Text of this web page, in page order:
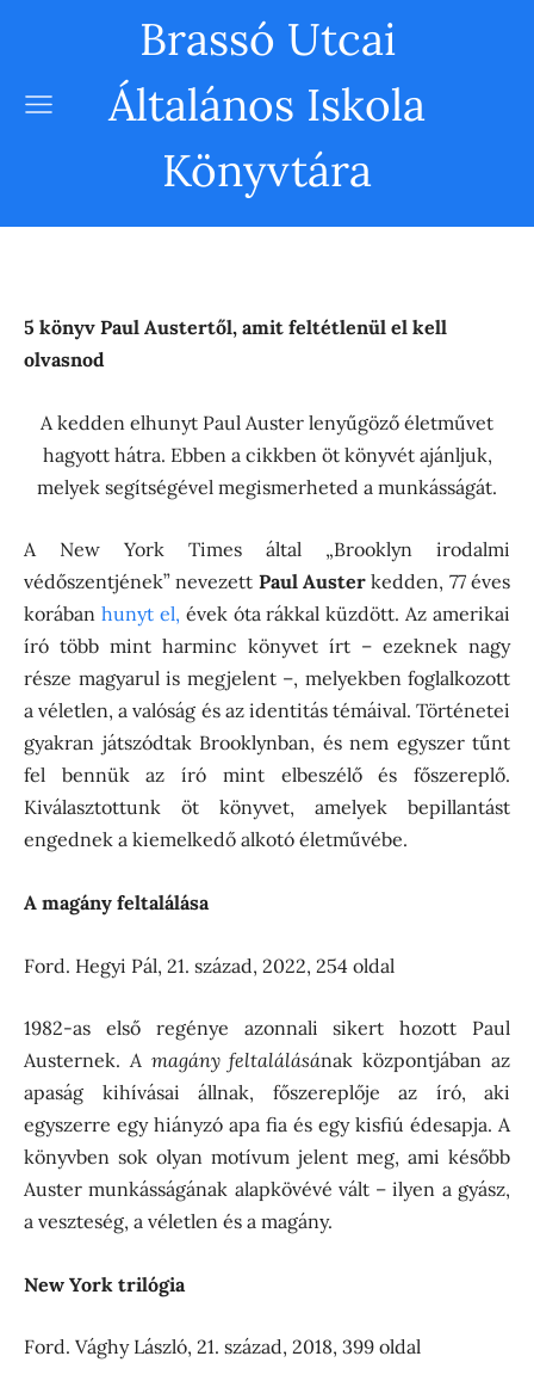
Brassó Utcai
Általános Iskola
Könyvtára
5 könyv Paul Austertől, amit feltétlenül el kell
olvasnod
A kedden elhunyt Paul Auster lenyűgöző életművet
hagyott hátra. Ebben a cikkben öt könyvét ajánljuk,
melyek segítségével megismerheted a munkásságát.
A New York Times által „Brooklyn irodalmi
védőszentjének” nevezett Paul Auster kedden, 77 éves
korában hunyt el, évek óta rákkal küzdött. Az amerikai
író több mint harminc könyvet írt – ezeknek nagy
része magyarul is megjelent –, melyekben foglalkozott
a véletlen, a valóság és az identitás témáival. Történetei
gyakran játszódtak Brooklynban, és nem egyszer tűnt
fel bennük az író mint elbeszélő és főszereplő.
Kiválasztottunk öt könyvet, amelyek bepillantást
engednek a kiemelkedő alkotó életművébe.
A magány feltalálása
Ford. Hegyi Pál, 21. század, 2022, 254 oldal
1982-as első regénye azonnali sikert hozott Paul
Austernek.A magány feltalálásának központjában az
apaság kihívásai állnak, főszereplője az író, aki
egyszerre egy hiányzó apa fia és egy kisfiú édesapja. A
könyvben sok olyan motívum jelent meg, ami később
Auster munkásságának alapkövévé vált – ilyen a gyász,
a veszteség, a véletlen és a magány.
New York trilógia
Ford. Vághy László, 21. század, 2018, 399 oldal